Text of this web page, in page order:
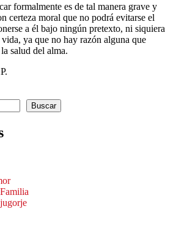
formalmente es de tal manera grave y
certeza moral que no podrá evitarse el
a él bajo ningún pretexto, ni siquiera
ya que no hay razón alguna que
salud del alma.
Buscar